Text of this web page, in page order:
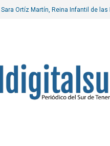
Sara Ortíz Martín, Reina Infantil de